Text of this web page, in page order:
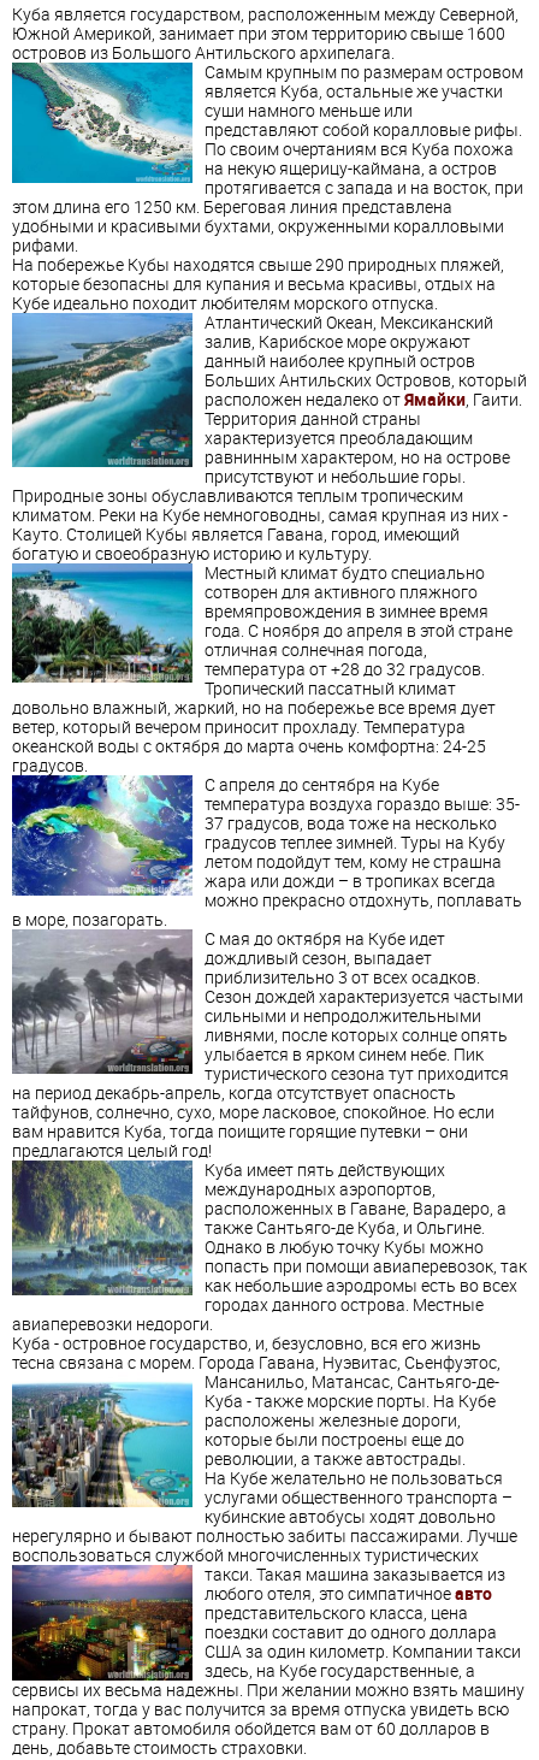
Куба является государством, расположенным между Северной,
Южной Америкой, занимает при этом территорию свыше 1600
островов из Большого Антильского архипелага.
Самым крупным по размерам островом
является Куба, остальные же участки
суши намного меньше или
представляют собой коралловые рифы.
По своим очертаниям вся Куба похожа
на некую ящерицу-каймана, а остров
протягивается с запада и на восток, при
этом длина его 1250 км. Береговая линия представлена
удобными и красивыми бухтами, окруженными коралловыми
рифами.
На побережье Кубы находятся свыше 290 природных пляжей,
которые безопасны для купания и весьма красивы, отдых на
Кубе идеально походит любителям морского отпуска.
Атлантический Океан, Мексиканский
залив, Карибское море окружают
данный наиболее крупный остров
Больших Антильских Островов, который
расположен недалеко отЯмайки , Гаити.
Территория данной страны
характеризуется преобладающим
равнинным характером, но на острове
присутствуют и небольшие горы.
Природные зоны обуславливаются теплым тропическим
климатом. Реки на Кубе немноговодны, самая крупная из них -
Кауто. Столицей Кубы является Гавана, город, имеющий
богатую и своеобразную историю и культуру.
Местный климат будто специально
сотворен для активного пляжного
времяпровождения в зимнее время
года. С ноября до апреля в этой стране
отличная солнечная погода,
температура от +28 до 32 градусов.
Тропический пассатный климат
довольно влажный, жаркий, но на побережье все время дует
ветер, который вечером приносит прохладу. Температура
океанской воды с октября до марта очень комфортна: 24-25
градусов.
С апреля до сентября на Кубе
температура воздуха гораздо выше: 35-
37 градусов, вода тоже на несколько
градусов теплее зимней. Туры на Кубу
летом подойдут тем, кому не страшна
жара или дожди – в тропиках всегда
можно прекрасно отдохнуть, поплавать
в море, позагорать.
С мая до октября на Кубе идет
дождливый сезон, выпадает
приблизительно 3 от всех осадков.
Сезон дождей характеризуется частыми
сильными и непродолжительными
ливнями, после которых солнце опять
улыбается в ярком синем небе. Пик
туристического сезона тут приходится
на период декабрь-апрель, когда отсутствует опасность
тайфунов, солнечно, сухо, море ласковое, спокойное. Но если
вам нравится Куба, тогда поищите горящие путевки – они
предлагаются целый год!
Куба имеет пять действующих
международных аэропортов,
расположенных в Гаване, Варадеро, а
также Сантьяго-де Куба, и Ольгине.
Однако в любую точку Кубы можно
попасть при помощи авиаперевозок, так
как небольшие аэродромы есть во всех
городах данного острова. Местные
авиаперевозки недороги.
Куба - островное государство, и, безусловно, вся его жизнь
тесна связана с морем. Города Гавана, Нуэвитас, Сьенфуэтос,
Мансанильо, Матансас, Сантьяго-де-
Куба - также морские порты. На Кубе
расположены железные дороги,
которые были построены еще до
революции, а также автострады.
На Кубе желательно не пользоваться
услугами общественного транспорта –
кубинские автобусы ходят довольно
нерегулярно и бывают полностью забиты пассажирами. Лучше
воспользоваться службой многочисленных туристических
такси. Такая машина заказывается из
любого отеля, это симпатичноеавто
представительского класса, цена
поездки составит до одного доллара
США за один километр. Компании такси
здесь, на Кубе государственные, а
сервисы их весьма надежны. При желании можно взять машину
напрокат, тогда у вас получится за время отпуска увидеть всю
страну. Прокат автомобиля обойдется вам от 60 долларов в
день, добавьте стоимость страховки.